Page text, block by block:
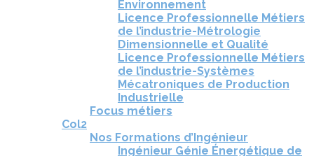
Environnement
Licence Professionnelle Métiers
de l’industrie-Métrologie
Dimensionnelle et Qualité
Licence Professionnelle Métiers
de l’industrie-Systèmes
Mécatroniques de Production
Industrielle
Focus métiers
Col2
Nos Formations d’Ingénieur
Ingénieur Génie Énergétique de